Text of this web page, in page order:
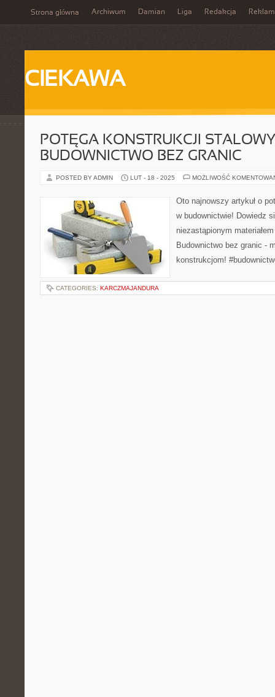
Strona główna Archiwum Damian Liga Redakcja
CIEKAWA
POTĘGA KONSTRUKCJI
BUDOWNICTWO BEZ GRANIC
POSTED BY ADMIN LUT - 18 - 2025 MOŻLIWOŚĆ
Oto najnowszy artykuł o
w budownictwie! Dowiedz
niezastąpionym
Budownictwo bez granic -
konstrukcjom!
CATEGORIES: KARCZMAJANDURA